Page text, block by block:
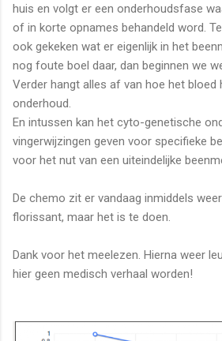
huis en volgt er een onderhoudsfase
of in korte opnames behandeld word.
ook gekeken wat er eigenlijk in het
nog foute boel daar, dan beginnen we
Verder hangt alles af van hoe het
onderhoud.
En intussen kan het cyto-genetische
vingerwijzingen geven voor specifieke
voor het nut van een uiteindelijke
De chemo zit er vandaag inmiddels
florissant, maar het is te doen.
Dank voor het meelezen. Hierna weer
hier geen medisch verhaal worden!